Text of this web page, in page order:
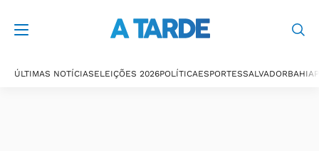
ÚLTIMAS NOTÍCIASELEIÇÕES 2026POLÍTICAESPORTESSALVADORBAHIA